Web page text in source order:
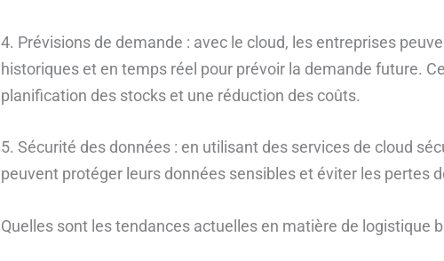
4. Prévisions de demande : avec le cloud, les entreprises
historiques et en temps réel pour prévoir la demande future.
planification des stocks et une réduction des coûts.
5. Sécurité des données : en utilisant des services de cloud
peuvent protéger leurs données sensibles et éviter les pertes
Quelles sont les tendances actuelles en matière de logistique